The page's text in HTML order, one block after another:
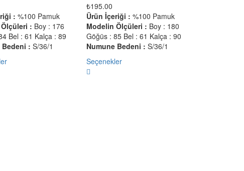
: %100 Pamuk
: Boy : 176
Bel : 61 Kalça : 89
Bedeni : S/36/1
₺195.00
Ürün İçeriği : %100 Pamuk
Modelin Ölçüleri : Boy : 180
Göğüs : 85 Bel : 61 Kalça : 90
Numune Bedeni : S/36/1
Seçenekler